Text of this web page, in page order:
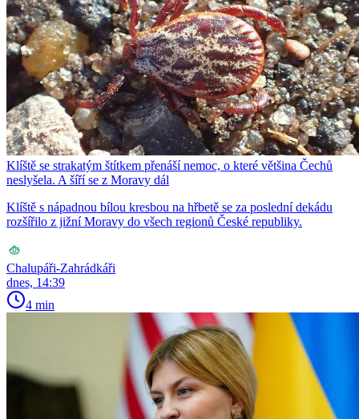
Klíště se strakatým štítkem přenáší nemoc, o které většina Čechů
neslyšela. A šíří se z Moravy dál
Klíště s nápadnou bílou kresbou na hřbetě se za poslední dekádu
rozšířilo z jižní Moravy do všech regionů České republiky.
Chalupáři-Zahrádkáři
dnes, 14:39
4 min